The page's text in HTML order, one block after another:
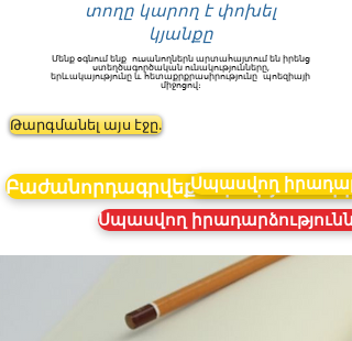
տողը կարող է փոխել
կյանքը
Մենք օգնում ենք ուսանողներն արտահայտում են իրենց
ստեղծագործական ունակությունները,
երևակայությունը և հետաքրքրասիրությունը պոեզիայի
միջոցով։
Թարգմանել այս էջը.
Բաժանորդագրվեք
Սպասվող
Սպասվող